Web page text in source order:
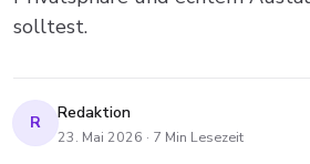
solltest.
R Redaktion
23. Mai 2026 · 7 Min Lesezeit